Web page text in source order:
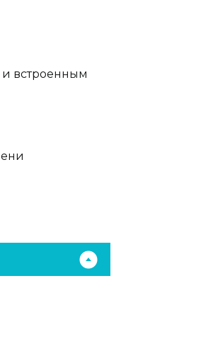
встроенным